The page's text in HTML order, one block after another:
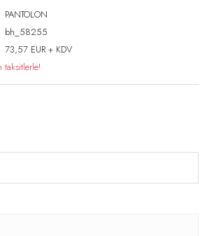
PANTOLON
bh_58255
73,57 EUR + KDV